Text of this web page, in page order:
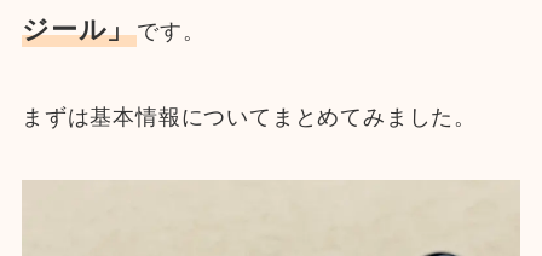
ジール」です。
まずは基本情報についてまとめてみました。